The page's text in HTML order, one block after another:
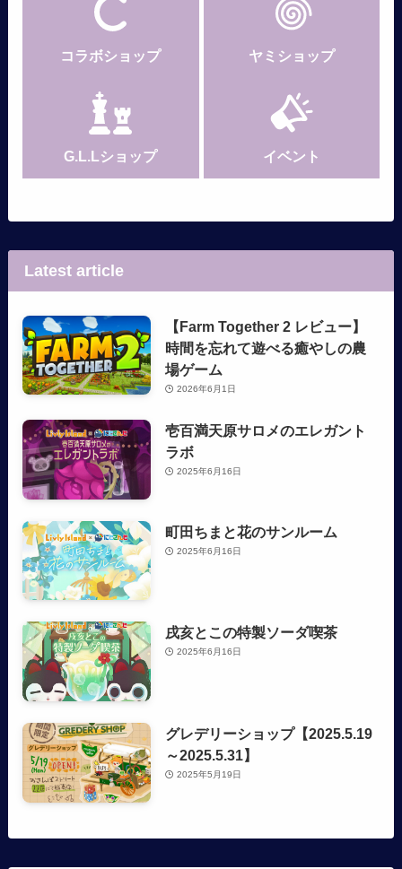
コラボショップ ヤミショップ
G.L.Lショップ イベント
Latest article
【Farm Together 2 レビュー】
時間を忘れて遊べる癒やしの農
場ゲーム
2026年6月1日
壱百満天原サロメのエレガント
ラボ
2025年6月16日
町田ちまと花のサンルーム
2025年6月16日
戌亥とこの特製ソーダ喫茶
2025年6月16日
グレデリーショップ【2025.5.19
～2025.5.31】
2025年5月19日